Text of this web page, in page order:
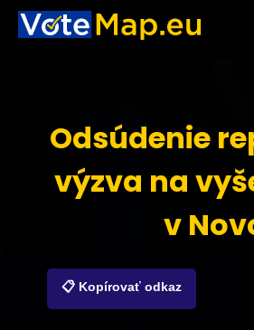
Odsúdenie
výzva na
v
📋 Kopírovať odkaz